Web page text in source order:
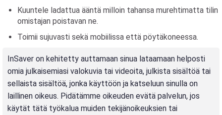
Kuuntele ladattua ääntä milloin tahansa murehtimatta tilin
omistajan poistavan ne.
Toimii sujuvasti sekä mobiilissa että pöytäkoneessa.
InSaver on kehitetty auttamaan sinua lataamaan helposti
omia julkaisemiasi valokuvia tai videoita, julkista sisältöä tai
sellaista sisältöä, jonka käyttöön ja katseluun sinulla on
laillinen oikeus. Pidätämme oikeuden evätä palvelun, jos
käytät tätä työkalua muiden tekijänoikeuksien tai